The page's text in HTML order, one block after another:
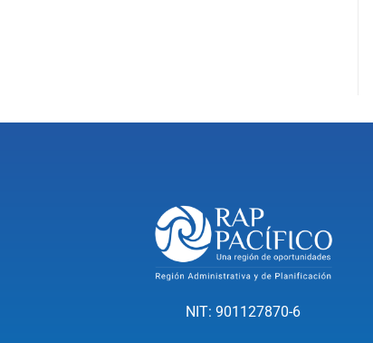
NIT: 901127870-6